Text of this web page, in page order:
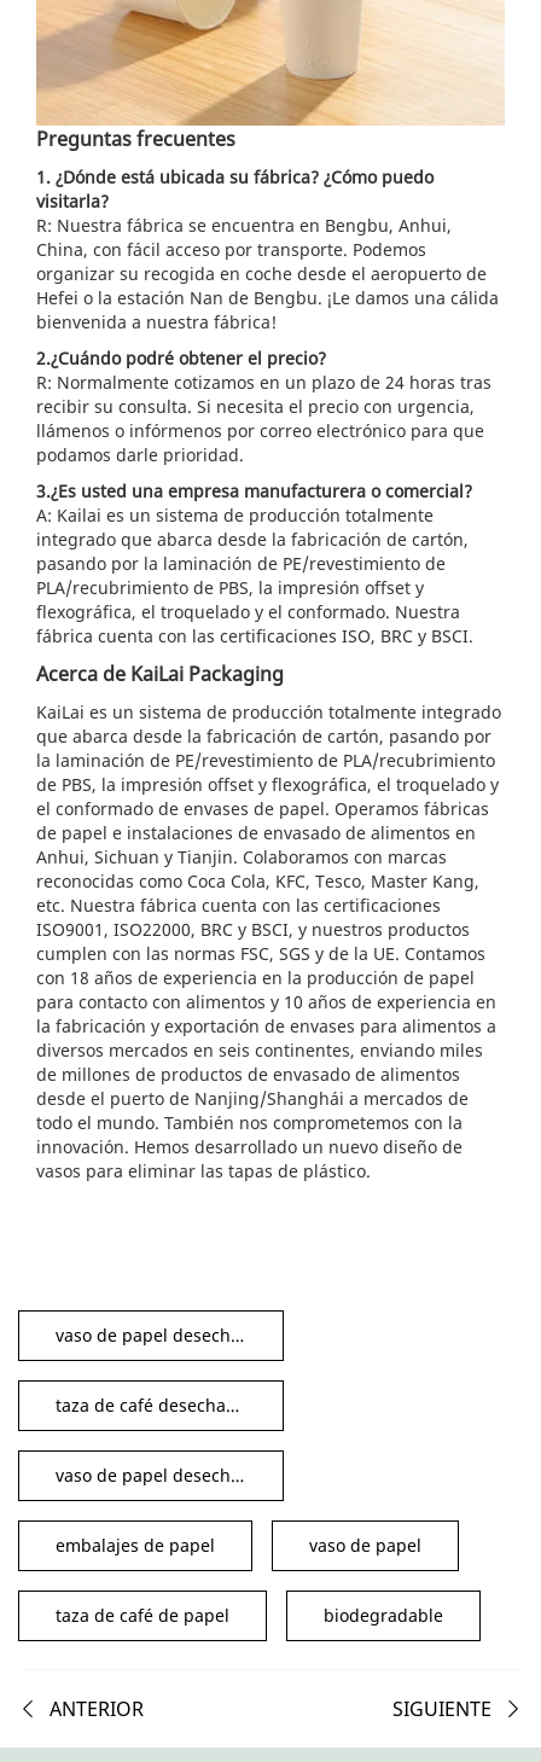
Preguntas frecuentes
1. ¿Dónde está ubicada su fábrica? ¿Cómo puedo
visitarla?
R: Nuestra fábrica se encuentra en Bengbu, Anhui,
China, con fácil acceso por transporte. Podemos
organizar su recogida en coche desde el aeropuerto de
Hefei o la estación Nan de Bengbu. ¡Le damos una cálida
bienvenida a nuestra fábrica!
2.¿Cuándo podré obtener el precio?
R: Normalmente cotizamos en un plazo de 24 horas tras
recibir su consulta. Si necesita el precio con urgencia,
llámenos o infórmenos por correo electrónico para que
podamos darle prioridad.
3.¿Es usted una empresa manufacturera o comercial?
A: Kailai es un sistema de producción totalmente
integrado que abarca desde la fabricación de cartón,
pasando por la laminación de PE/revestimiento de
PLA/recubrimiento de PBS, la impresión offset y
flexográfica, el troquelado y el conformado. Nuestra
fábrica cuenta con las certificaciones ISO, BRC y BSCI.
Acerca de KaiLai Packaging
KaiLai es un sistema de producción totalmente integrado
que abarca desde la fabricación de cartón, pasando por
la laminación de PE/revestimiento de PLA/recubrimiento
de PBS, la impresión offset y flexográfica, el troquelado y
el conformado de envases de papel. Operamos fábricas
de papel e instalaciones de envasado de alimentos en
Anhui, Sichuan y Tianjin. Colaboramos con marcas
reconocidas como Coca Cola, KFC, Tesco, Master Kang,
etc. Nuestra fábrica cuenta con las certificaciones
ISO9001, ISO22000, BRC y BSCI, y nuestros productos
cumplen con las normas FSC, SGS y de la UE. Contamos
con 18 años de experiencia en la producción de papel
para contacto con alimentos y 10 años de experiencia en
la fabricación y exportación de envases para alimentos a
diversos mercados en seis continentes, enviando miles
de millones de productos de envasado de alimentos
desde el puerto de Nanjing/Shanghái a mercados de
todo el mundo. También nos comprometemos con la
innovación. Hemos desarrollado un nuevo diseño de
vasos para eliminar las tapas de plástico.
vaso de papel desechable
taza de café desechable
vaso de papel desechable con tapa
embalajes de papel vaso de papel
taza de café de papel biodegradable
ANTERIOR SIGUIENTE